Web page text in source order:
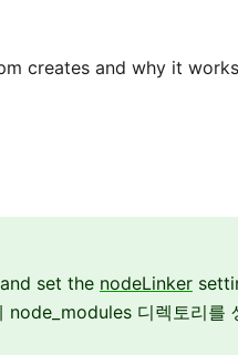
creates and why it
set the nodeLinker
node_modules 디렉토리를